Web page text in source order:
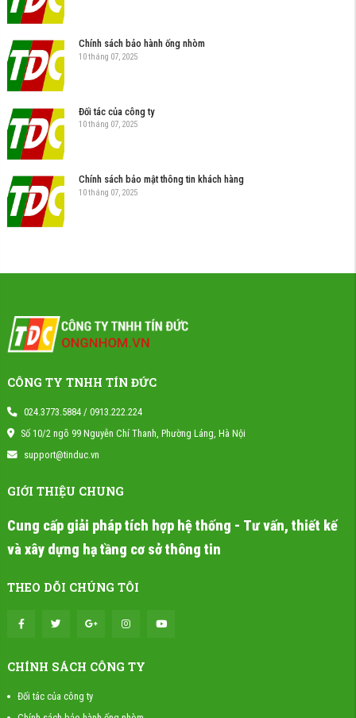
Chính sách bảo hành ống nhòm
10 tháng 07, 2025
Đối tác của công ty
10 tháng 07, 2025
Chính sách bảo mật thông tin khách hàng
10 tháng 07, 2025
CÔNG TY TNHH TÍN ĐỨC
024.3773.5884 / 0913.222.224
Số 10/2 ngõ 99 Nguyễn Chí Thanh, Phường Láng, Hà Nội
support@tinduc.vn
GIỚI THIỆU CHUNG
Cung cấp giải pháp tích hợp hệ thống - Tư vấn, thiết kế
và xây dựng hạ tầng cơ sở thông tin
THEO DÕI CHÚNG TÔI
CHÍNH SÁCH CÔNG TY
Đối tác của công ty